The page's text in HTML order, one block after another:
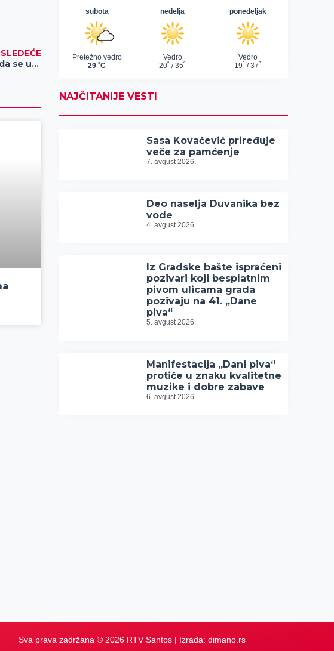
SLEDEĆE
Zbog velike potražnje sve više zgrada zida se u Zrenjaninu
NAJČITANIJE VESTI
Sasa Kovačević priređuje
veče za pamćenje
7. avgust 2026.
Deo naselja Duvanika bez
vode
4. avgust 2026.
Iz Gradske bašte ispraćeni
pozivari koji besplatnim
pivom ulicama grada
pozivaju na 41. „Dane
piva“
5. avgust 2026.
Manifestacija „Dani piva“
protiče u znaku kvalitetne
muzike i dobre zabave
6. avgust 2026.
Sva prava zadržana © 2026 RTV Santos | Izrada: dimano.rs